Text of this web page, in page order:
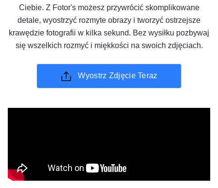
Ciebie. Z Fotor's możesz przywrócić skomplikowane
detale, wyostrzyć rozmyte obrazy i tworzyć ostrzejsze
krawędzie fotografii w kilka sekund. Bez wysiłku pozbywaj
się wszelkich rozmyć i miękkości na swoich zdjęciach.
Wyostrz Zdjęcie Teraz